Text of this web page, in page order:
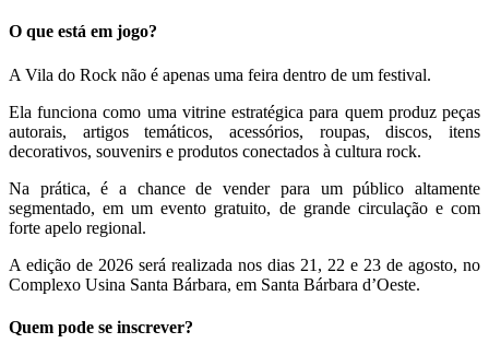
O que está em jogo?
A Vila do Rock não é apenas uma feira dentro de um festival.
Ela funciona como uma vitrine estratégica para quem produz peças
autorais, artigos temáticos, acessórios, roupas, discos, itens
decorativos, souvenirs e produtos conectados à cultura rock.
Na prática, é a chance de vender para um público altamente
segmentado, em um evento gratuito, de grande circulação e com
forte apelo regional.
A edição de 2026 será realizada nos dias 21, 22 e 23 de agosto, no
Complexo Usina Santa Bárbara, em Santa Bárbara d’Oeste.
Quem pode se inscrever?